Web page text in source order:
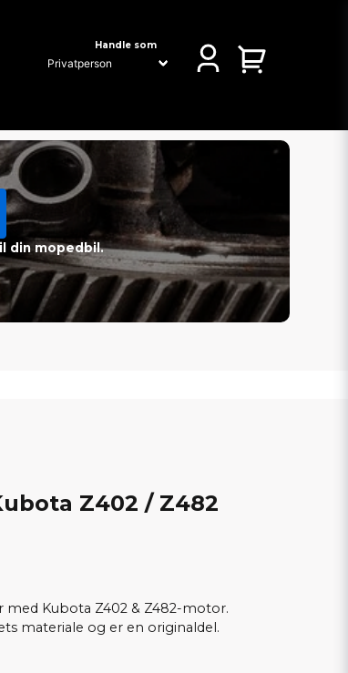
Handle som
din mopedbil.
Z402 / Z482
Kubota Z402 & Z482-motor.
materiale og er en originaldel.